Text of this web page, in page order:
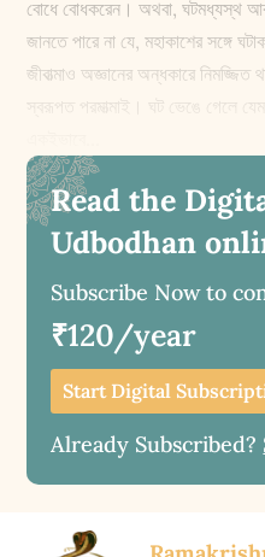
বোধে বোধকরেন। অথবা, ঘটমধ্যস্থ
জানতে পারে না যে, মহাকাশের সঙ্গে
জীবাত্মাও অজ্ঞানের অন্ধকারে নিমজ্জিত
স্বরূপত পরমাত্মাই। ঘট ভেঙে গেলে
Read the
Udbodhan
Subscribe Now to
₹120/year
Start Digital
Already Subscribed?